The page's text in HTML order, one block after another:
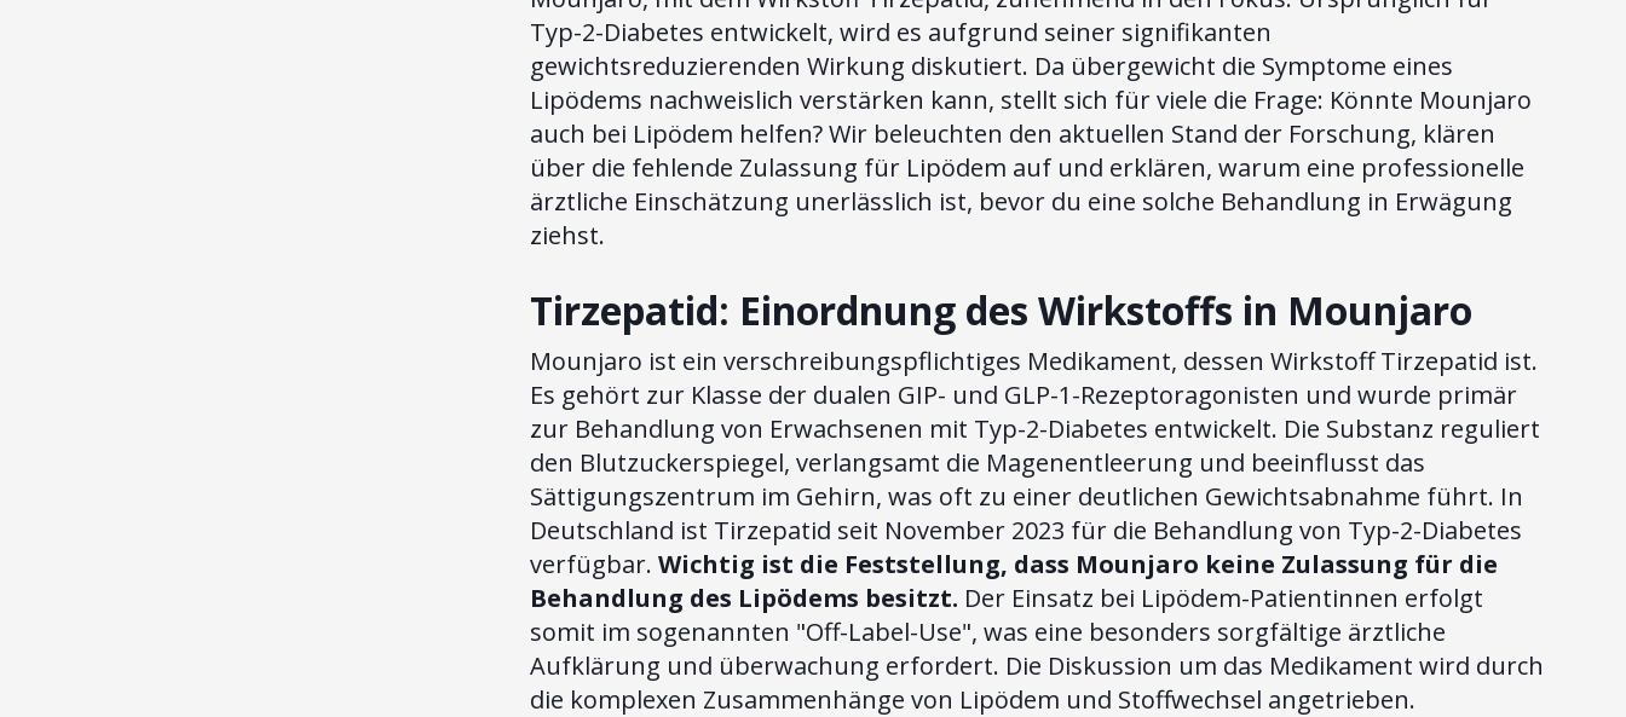
Typ-2-Diabetes entwickelt, wird es aufgrund seiner signifikanten
gewichtsreduzierenden Wirkung diskutiert. Da übergewicht die Symptome eines
Lipödems nachweislich verstärken kann, stellt sich für viele die Frage: Könnte Mounjaro
auch bei Lipödem helfen? Wir beleuchten den aktuellen Stand der Forschung, klären
über die fehlende Zulassung für Lipödem auf und erklären, warum eine professionelle
ärztliche Einschätzung unerlässlich ist, bevor du eine solche Behandlung in Erwägung
ziehst.
Tirzepatid: Einordnung des Wirkstoffs in Mounjaro
Mounjaro ist ein verschreibungspflichtiges Medikament, dessen Wirkstoff Tirzepatid ist.
Es gehört zur Klasse der dualen GIP- und GLP-1-Rezeptoragonisten und wurde primär
zur Behandlung von Erwachsenen mit Typ-2-Diabetes entwickelt. Die Substanz reguliert
den Blutzuckerspiegel, verlangsamt die Magenentleerung und beeinflusst das
Sättigungszentrum im Gehirn, was oft zu einer deutlichen Gewichtsabnahme führt. In
Deutschland ist Tirzepatid seit November 2023 für die Behandlung von Typ-2-Diabetes
verfügbar.Wichtig ist die Feststellung, dass Mounjaro keine Zulassung für die
Behandlung des Lipödems besitzt. Der Einsatz bei Lipödem-Patientinnen erfolgt
somit im sogenannten "Off-Label-Use", was eine besonders sorgfältige ärztliche
Aufklärung und überwachung erfordert. Die Diskussion um das Medikament wird durch
die komplexen Zusammenhänge von Lipödem und Stoffwechsel angetrieben.